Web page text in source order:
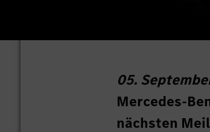
05.
Mercedes-
nächsten